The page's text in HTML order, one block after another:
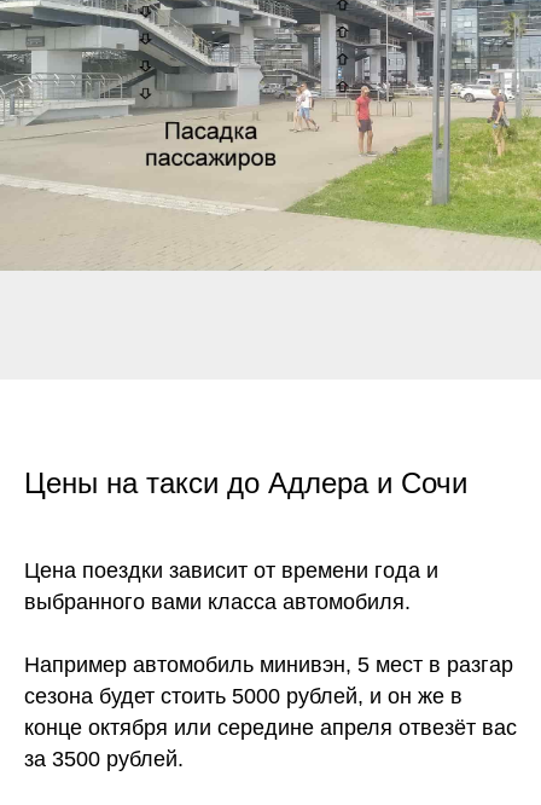
Цены на такси до Адлера и Сочи
Цена поездки зависит от времени года и
выбранного вами класса автомобиля.
Например автомобиль минивэн, 5 мест в разгар
сезона будет стоить 5000 рублей, и он же в
конце октября или середине апреля отвезёт вас
за 3500 рублей.